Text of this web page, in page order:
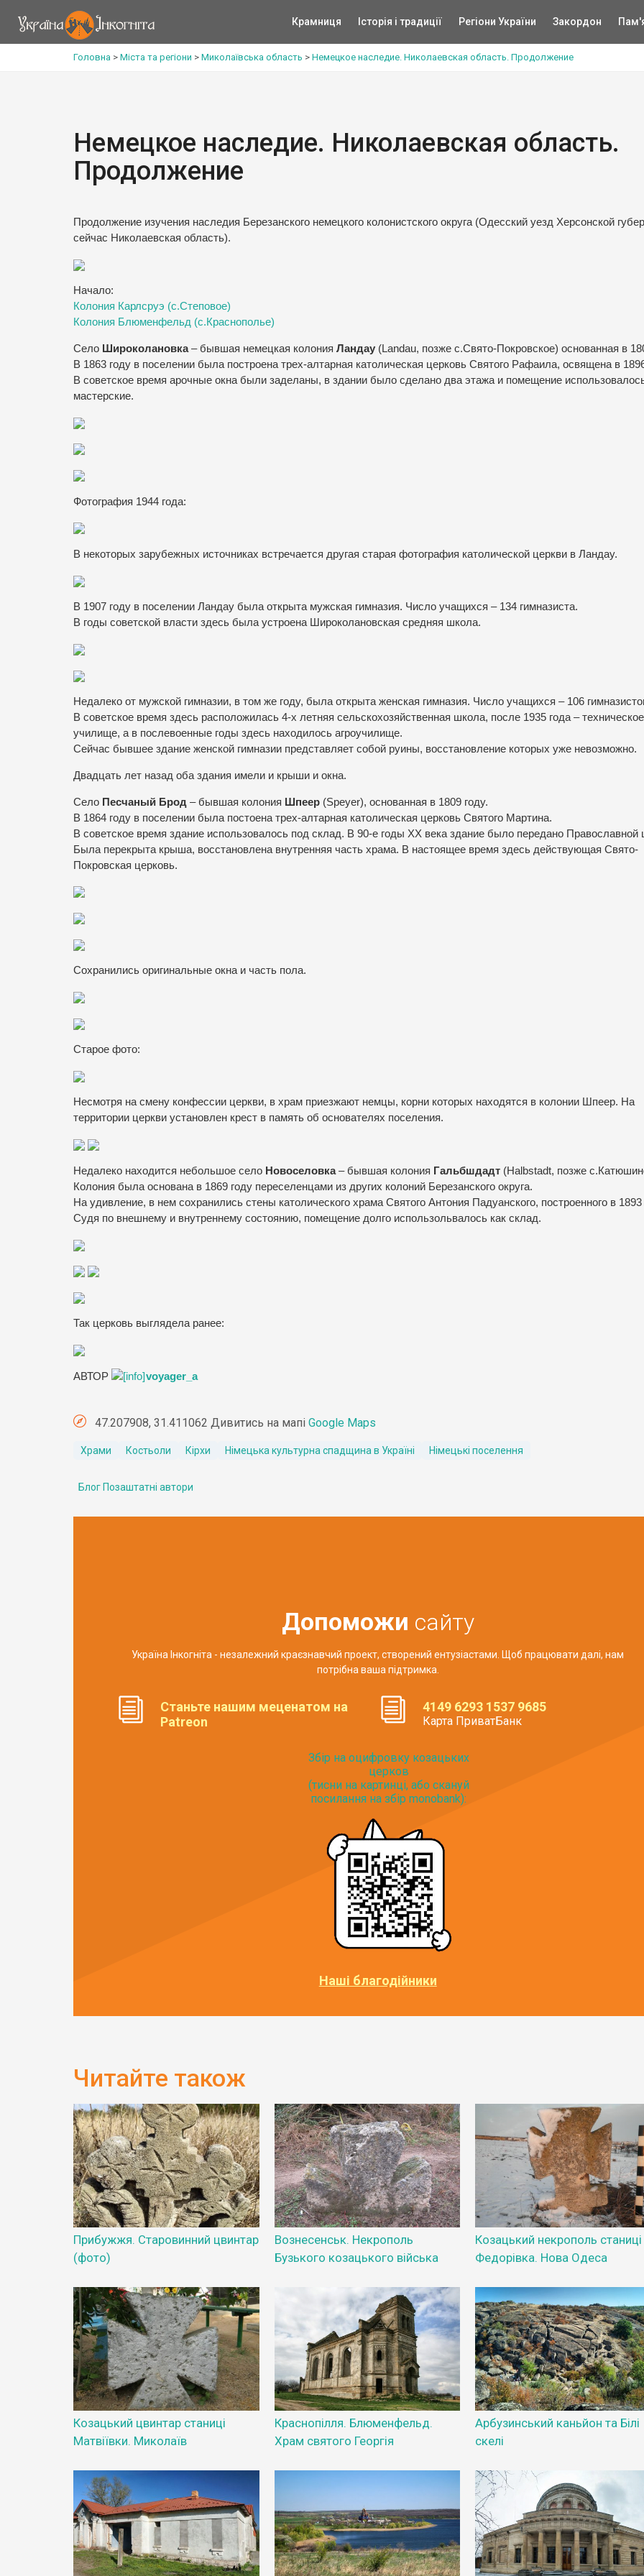
Крамниця Історія і традиції Регіони України Закордон
Головна > Міста та регіони > Миколаївська область > Немецкое наследие. Николаевская область. Продолжение
Немецкое наследие. Николаевская область.
Продолжение
Продолжение изучения наследия Березанского немецкого колонистского округа (Одесский уезд Херсонской
сейчас Николаевская область).
Начало:
Колония Карлсруэ (с.Степовое)
Колония Блюменфельд (с.Краснополье)
Село Широколановка– бывшая немецкая колония Ландау (Landau, позже с.Свято-Покровское) основанная в
В 1863 году в поселении была построена трех-алтарная католическая церковь Святого Рафаила, освящена в
В советское время арочные окна были заделаны, в здании было сделано два этажа и помещение
мастерские.
Фотография 1944 года:
В некоторых зарубежных источниках встречается другая старая фотография католической церкви в Ландау.
В 1907 году в поселении Ландау была открыта мужская гимназия. Число учащихся – 134 гимназиста.
В годы советской власти здесь была устроена Широколановская средняя школа.
Недалеко от мужской гимназии, в том же году, была открыта женская гимназия. Число учащихся – 106
В советское время здесь расположилась 4-х летняя сельскохозяйственная школа, после 1935 года – техническое
училище, а в послевоенные годы здесь находилось агроучилище.
Сейчас бывшее здание женской гимназии представляет собой руины, восстановление которых уже невозможно.
Двадцать лет назад оба здания имели и крыши и окна.
Село Песчаный Брод – бывшая колония Шпеер (Speyer), основанная в 1809 году.
В 1864 году в поселении была постоена трех-алтарная католическая церковь Святого Мартина.
В советское время здание использовалось под склад. В 90-е годы ХХ века здание было передано Православной
Была перекрыта крыша, восстановлена внутренняя часть храма. В настоящее время здесь действующая Свято-
Покровская церковь.
Сохранились оригинальные окна и часть пола.
Старое фото:
Несмотря на смену конфессии церкви, в храм приезжают немцы, корни которых находятся в колонии Шпеер. На
территории церкви установлен крест в память об основателях поселения.
Недалеко находится небольшое село Новоселовка– бывшая колония Гальбшдадт (Halbstadt, позже
Колония была основана в 1869 году переселенцами из других колоний Березанского округа.
На удивление, в нем сохранились стены католического храма Святого Антония Падуанского, построенного в 1893
Судя по внешнему и внутреннему состоянию, помещение долго использольвалось как склад.
Так церковь выглядела ранее:
АВТОР voyager_a
47.207908, 31.411062 Дивитись на мапі Google Maps
Храми Костьоли Кірхи Німецька культурна спадщина в Україні Німецькі поселення
Блог Позаштатні автори
Допоможи сайту
Україна Інкогніта - незалежний краєзнавчий проект, створений ентузіастами. Щоб працювати далі, нам
потрібна ваша підтримка.
Станьте нашим меценатом на
Patreon
4149 6293 1537 9685
Карта ПриватБанк
Збір на оцифровку козацьких
церков
(тисни на картинці, або скануй
посилання на збір monobank):
Наші благодійники
Читайте також
Прибужжя. Старовинний цвинтар
(фото)
Вознесенськ. Некрополь
Бузького козацького війська
Козацький некрополь станиці
Федорівка. Нова Одеса
Козацький цвинтар станиці
Матвіївки. Миколаїв
Краснопілля. Блюменфельд.
Храм святого Георгія
Арбузинський каньйон та Білі
скелі